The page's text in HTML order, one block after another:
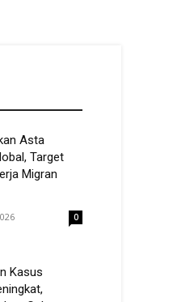
Asta
Target
Migran
0
Kasus